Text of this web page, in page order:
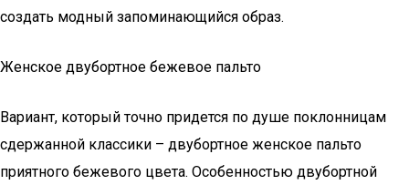
создать модный запоминающийся образ.
Женское двубортное бежевое пальто
Вариант, который точно придется по душе поклонницам
сдержанной классики – двубортное женское пальто
приятного бежевого цвета. Особенностью двубортной